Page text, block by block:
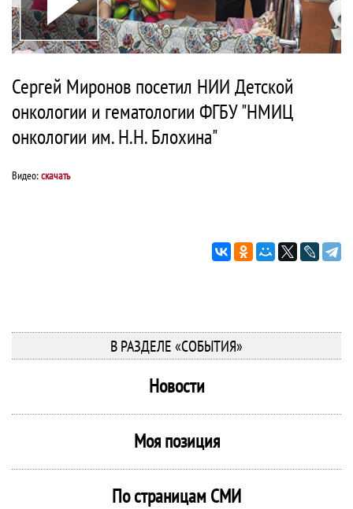
Сергей Миронов посетил НИИ Детской
онкологии и гематологии ФГБУ "НМИЦ
онкологии им. Н.Н. Блохина"
Видео:скачать
В РАЗДЕЛЕ «СОБЫТИЯ»
Новости
Моя позиция
По страницам СМИ